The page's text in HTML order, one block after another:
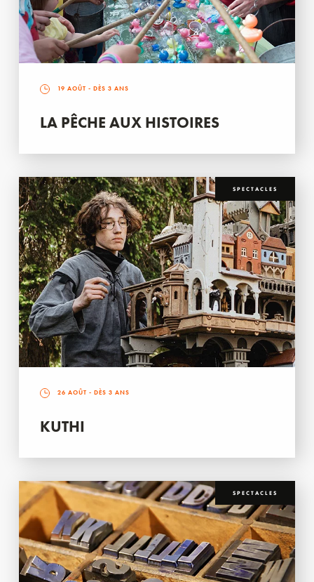
19 AOÛT - DÈS 3 ANS
LA PÊCHE AUX HISTOIRES
SPECTACLES
26 AOÛT - DÈS 3 ANS
KUTHI
SPECTACLES